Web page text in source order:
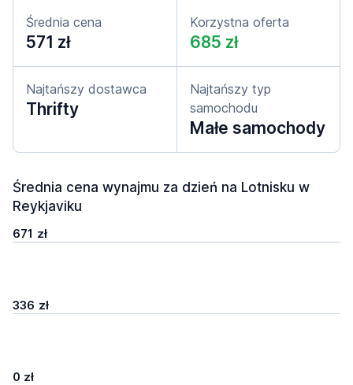
Średnia cena
571 zł
Korzystna oferta
685 zł
Najtańszy dostawca
Thrifty
Najtańszy typ
samochodu
Małe samochody
Średnia cena wynajmu za dzień na Lotnisku w
Reykjaviku
671 zł
336 zł
0 zł